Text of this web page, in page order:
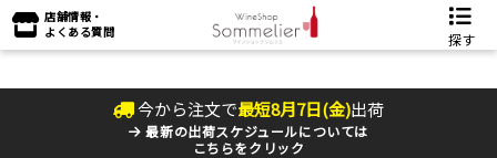
店舗情報・
よくある質問
探す
今から注文で最短8月7日(金)出荷
最新の出荷スケジュールについては
こちらをクリック